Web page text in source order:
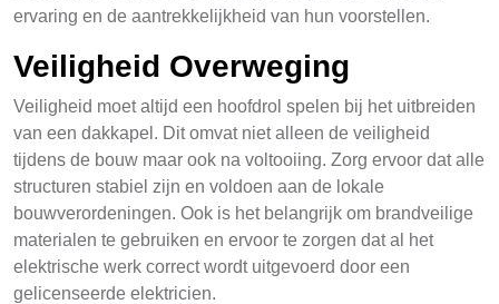
ervaring en de aantrekkelijkheid van hun voorstellen.
Veiligheid Overweging
Veiligheid moet altijd een hoofdrol spelen bij het uitbreiden
van een dakkapel. Dit omvat niet alleen de veiligheid
tijdens de bouw maar ook na voltooiing. Zorg ervoor dat alle
structuren stabiel zijn en voldoen aan de lokale
bouwverordeningen. Ook is het belangrijk om brandveilige
materialen te gebruiken en ervoor te zorgen dat al het
elektrische werk correct wordt uitgevoerd door een
gelicenseerde elektricien.